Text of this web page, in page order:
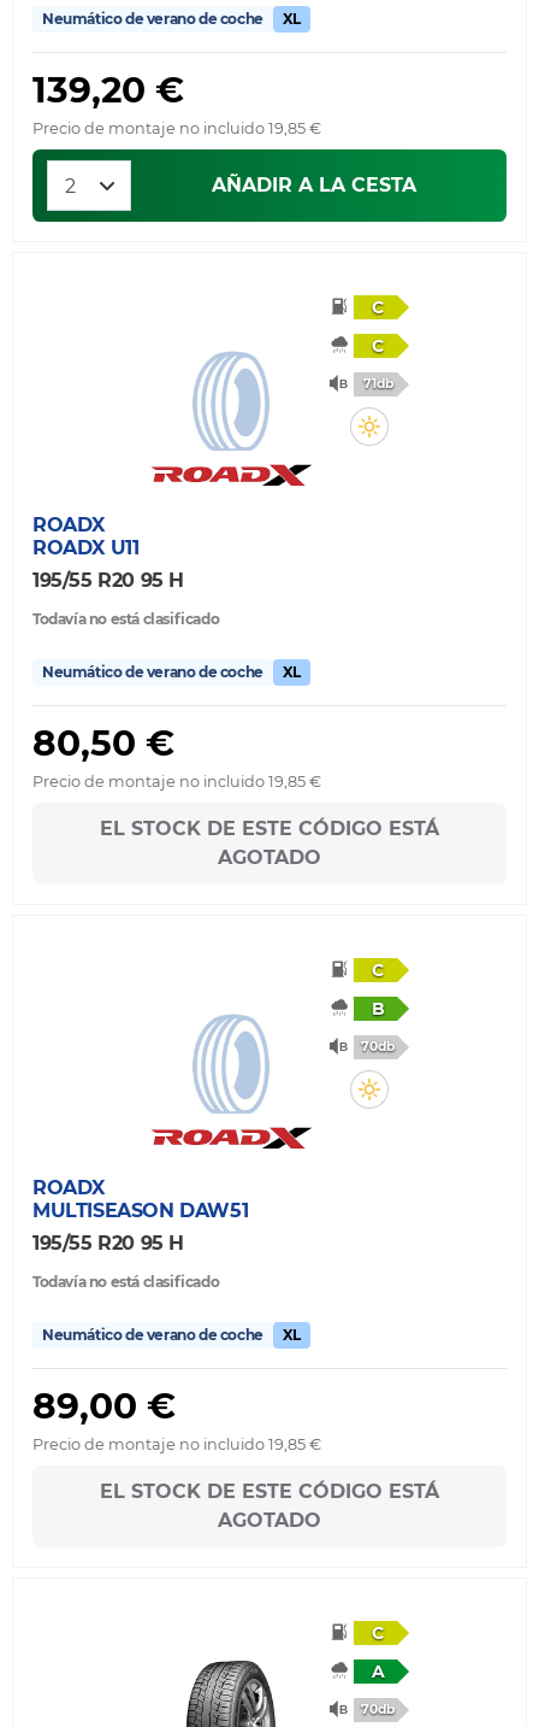
Neumático de verano de coche XL
139,20 €
Precio de montaje no incluido 19,85 €
AÑADIR A LA CESTA
C
C
71db
ROADX
ROADX U11
195/55 R20 95 H
Todavía no está clasificado
Neumático de verano de coche XL
80,50 €
Precio de montaje no incluido 19,85 €
EL STOCK DE ESTE CÓDIGO ESTÁ
AGOTADO
C
B
70db
ROADX
MULTISEASON DAW51
195/55 R20 95 H
Todavía no está clasificado
Neumático de verano de coche XL
89,00 €
Precio de montaje no incluido 19,85 €
EL STOCK DE ESTE CÓDIGO ESTÁ
AGOTADO
C
A
70db